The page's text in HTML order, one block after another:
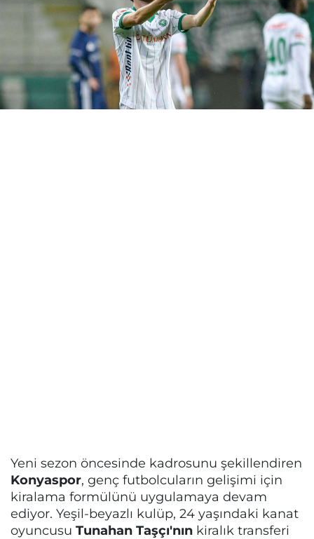
Yeni sezon öncesinde kadrosunu şekillendiren
Konyaspor, genç futbolcuların gelişimi için
kiralama formülünü uygulamaya devam
ediyor. Yeşil-beyazlı kulüp, 24 yaşındaki kanat
oyuncusu Tunahan Taşçı'nın kiralık transferi